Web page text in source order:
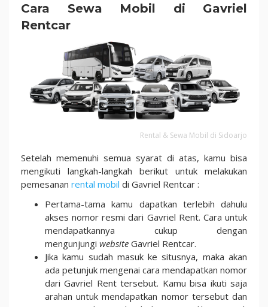
Cara Sewa Mobil di Gavriel
Rentcar
Rental & Sewa Mobil di Sidoarjo
Setelah memenuhi semua syarat di atas, kamu bisa
mengikuti langkah-langkah berikut untuk melakukan
pemesanan rental mobil di Gavriel Rentcar :
Pertama-tama kamu dapatkan terlebih dahulu
akses nomor resmi dari Gavriel Rent. Cara untuk
mendapatkannya cukup dengan
mengunjungi website Gavriel Rentcar.
Jika kamu sudah masuk ke situsnya, maka akan
ada petunjuk mengenai cara mendapatkan nomor
dari Gavriel Rent tersebut. Kamu bisa ikuti saja
arahan untuk mendapatkan nomor tersebut dan